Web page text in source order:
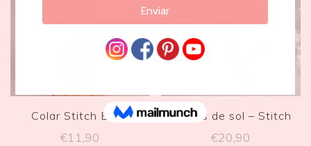
Colar Stitch Baby
€11,90
Óculos de sol – Stitch
€20,90